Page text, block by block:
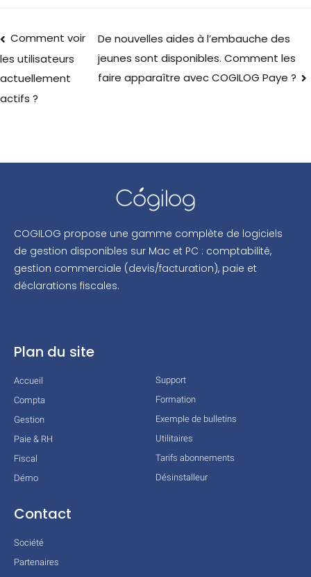
Comment voir
les utilisateurs
actuellement
actifs ?
De nouvelles aides à l’embauche des
jeunes sont disponibles. Comment les
faire apparaître avec COGILOG Paye ?
COGILOG propose une gamme complète de logiciels
de gestion disponibles sur Mac et PC : comptabilité,
gestion commerciale (devis/facturation), paie et
déclarations fiscales.
Plan du site
Accueil
Compta
Gestion
Paie & RH
Fiscal
Démo
Support
Formation
Exemple de bulletins
Utilitaires
Tarifs abonnements
Désinstalleur
Contact
Société
Partenaires